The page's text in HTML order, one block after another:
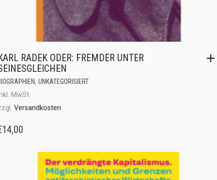
RADEK ODER: FREMDER UNTER
, UNKATEGORISIERT
MwSt.
Versandkosten
14,00